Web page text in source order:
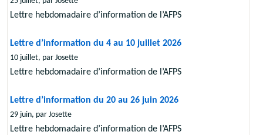
Lettre hebdomadaire d’information de l’AFPS
Lettre d’information du 4 au 10 juillet 2026
10 juillet, par Josette
Lettre hebdomadaire d’information de l’AFPS
Lettre d’information du 20 au 26 juin 2026
29 juin, par Josette
Lettre hebdomadaire d’information de l’AFPS